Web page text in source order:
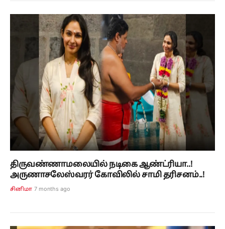
திருவண்ணாமலையில் நடிகை ஆண்ட்ரியா..!
அருணாசலேஸ்வரர் கோவிலில் சாமி தரிசனம்..!
சினிமா 7 months ago